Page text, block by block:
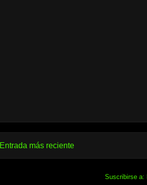
Entrada más reciente
Suscribirse a: